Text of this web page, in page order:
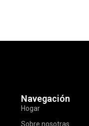
Navegación
Hogar
Sobre nosotras